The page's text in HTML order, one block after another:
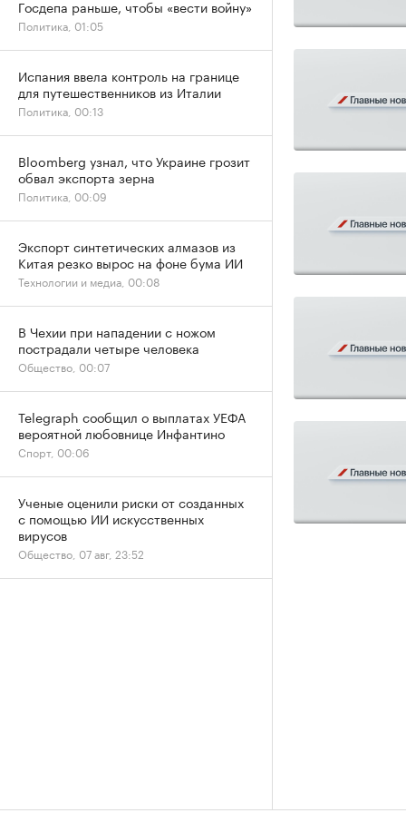
Госдепа раньше, чтобы «вести войну»
Политика, 01:05
Испания ввела контроль на границе
для путешественников из Италии
Политика, 00:13
Bloomberg узнал, что Украине грозит
обвал экспорта зерна
Политика, 00:09
Экспорт синтетических алмазов из
Китая резко вырос на фоне бума ИИ
Технологии и медиа, 00:08
В Чехии при нападении с ножом
пострадали четыре человека
Общество, 00:07
Telegraph сообщил о выплатах УЕФА
вероятной любовнице Инфантино
Спорт, 00:06
Ученые оценили риски от созданных
с помощью ИИ искусственных
вирусов
Общество, 07 авг, 23:52